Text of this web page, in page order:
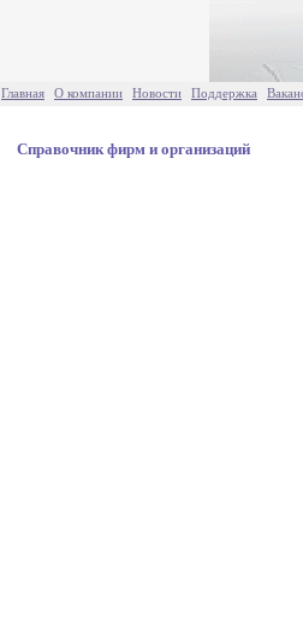
Главная О компании Новости Поддержка
Справочник фирм и организаций